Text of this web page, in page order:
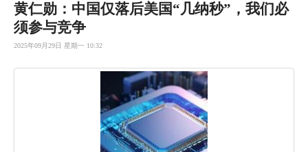
黄仁勋：中 国仅落后美国“几纳秒”，我们必
须参与竞争
2025年09月29日 星期一 10:32